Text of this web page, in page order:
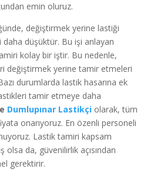
emin oluruz.
değiştirmek yerine lastiği
düşüktür. Bu işi anlayan
kolay bir iştir. Bu nedenle,
değiştirmek yerine tamir etmeleri
durumlarda lastik hasarına ek
tamir etmeye daha
Dumlupınar Lastikçi olarak, tüm
onarıyoruz. En özenli personeli
Lastik tamiri kapsam
olsa da, güvenilirlik açısından
gerektirir.